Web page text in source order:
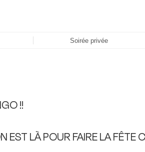
Soirée privée
!!
EST LÀ POUR FAIRE LA FÊTE